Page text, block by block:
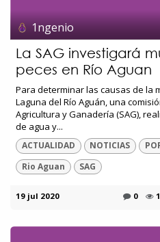
1ngenio
La SAG investigará
peces en Río Aguan
Para determinar las causas de la
Laguna del Río Aguán, una
Agricultura y Ganadería (SAG),
de agua y...
ACTUALIDAD NOTICIAS
Rio Aguan
SAG
19 jul 2020 0